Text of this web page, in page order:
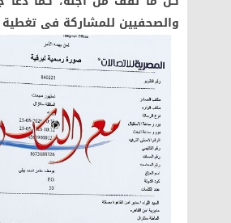
والصحفيين للمشاركة فى